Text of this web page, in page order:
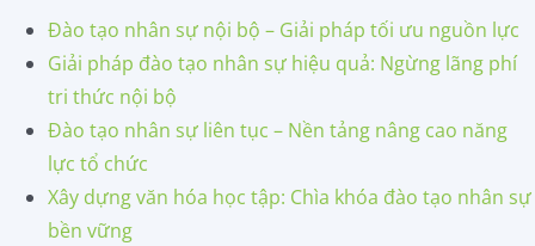
Đào tạo nhân sự nội bộ – Giải pháp tối ưu nguồn lực
Giải pháp đào tạo nhân sự hiệu quả: Ngừng lãng phí
tri thức nội bộ
Đào tạo nhân sự liên tục – Nền tảng nâng cao năng
lực tổ chức
Xây dựng văn hóa học tập: Chìa khóa đào tạo nhân sự
bền vững